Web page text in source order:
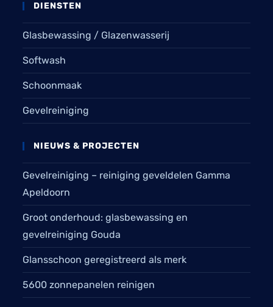
DIENSTEN
Glasbewassing / Glazenwasserij
Softwash
Schoonmaak
Gevelreiniging
NIEUWS & PROJECTEN
Gevelreiniging – reiniging geveldelen Gamma
Apeldoorn
Groot onderhoud: glasbewassing en
gevelreiniging Gouda
Glansschoon geregistreerd als merk
5600 zonnepanelen reinigen